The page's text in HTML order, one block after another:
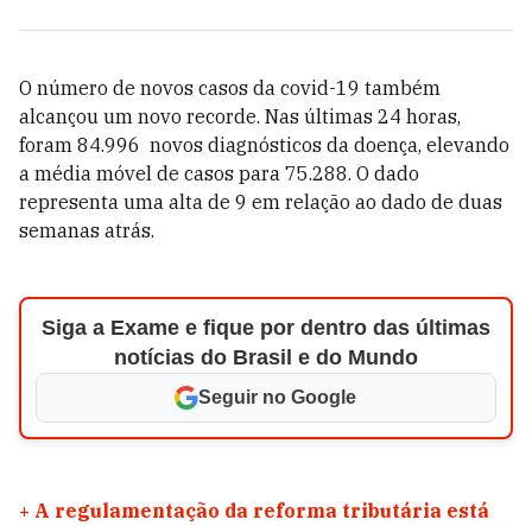
O número de novos casos da covid-19 também
alcançou um novo recorde. Nas últimas 24 horas,
foram 84.996 novos diagnósticos da doença, elevando
a média móvel de casos para 75.288. O dado
representa uma alta de 9 em relação ao dado de duas
semanas atrás.
Siga a Exame e fique por dentro das últimas
notícias do Brasil e do Mundo
Seguir no Google
+ A regulamentação da reforma tributária está